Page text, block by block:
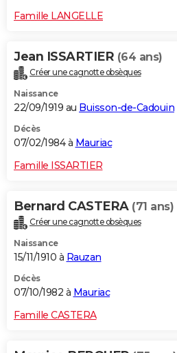
Famille LANGELLE
Jean ISSARTIER (64 ans)
Créer une cagnotte obsèques
Naissance
22/09/1919 au Buisson-de-Cadouin
Décès
07/02/1984 à Mauriac
Famille ISSARTIER
Bernard CASTERA (71 ans)
Créer une cagnotte obsèques
Naissance
15/11/1910 à Rauzan
Décès
07/10/1982 à Mauriac
Famille CASTERA